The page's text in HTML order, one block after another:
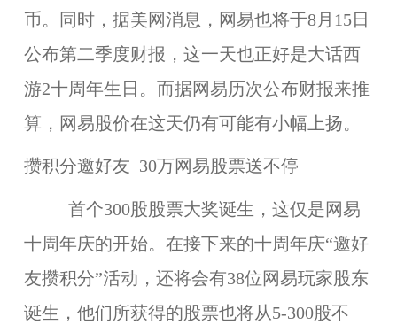
币。同时，据美网消息，网易也将于8月15日
公布第二季度财报，这一天也正好是大话西
游2十周年生日。而据网易历次公布财报来推
算，网易股价在这天仍有可能有小幅上扬。
攒积分邀好友 30万网易股票送不停
首个300股股票大奖诞生，这仅是网易
十周年庆的开始。在接下来的十周年庆“邀好
友攒积分”活动，还将会有38位网易玩家股东
诞生，他们所获得的股票也将从5-300股不